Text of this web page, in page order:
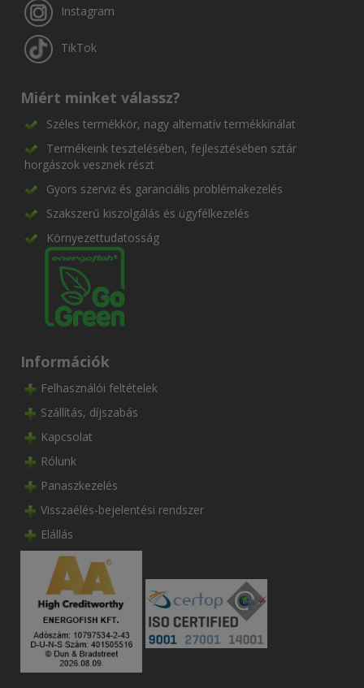
Instagram
TikTok
Miért minket válassz?
Széles termékkör, nagy alternatív termékkínálat
Termékeink tesztelésében, fejlesztésében sztár
horgászok vesznek részt
Gyors szerviz és garanciális problémakezelés
Szakszerű kiszolgálás és ügyfélkezelés
Környezettudatosság
Információk
Felhasználói feltételek
Szállítás, díjszabás
Kapcsolat
Rólunk
Panaszkezelés
Visszaélés-bejelentési rendszer
Elállás